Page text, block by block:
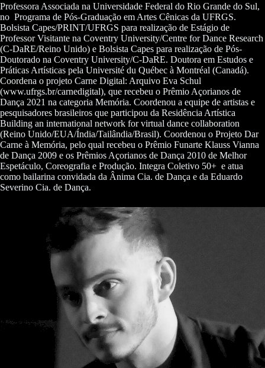
Professora Associada na Universidade Federal do Rio Grande do Sul,
no Programa de Pós-Graduação em Artes Cênicas da UFRGS.
Bolsista Capes/PRINT/UFRGS para realização de Estágio de
Professor Visitante na Coventry University/Centre for Dance Research
(C-DaRE/Reino Unido) e Bolsista Capes para realização de Pós-
Doutorado na Coventry University/C-DaRE. Doutora em Estudos e
Práticas Artísticas pela Université du Québec à Montréal (Canadá).
Coordena o projeto Carne Digital: Arquivo Eva Schul
(www.ufrgs.br/carnedigital), que recebeu o Prêmio Açorianos de
Dança 2021 na categoria Memória. Coordenou a equipe de artistas e
pesquisadores brasileiros que participou da Residência Artística
Building an international network for virtual dance collaboration
(Reino Unido/EUA/Índia/Tailândia/Brasil). Coordenou o Projeto Dar
Carne à Memória, pelo qual recebeu o Prêmio Funarte Klauss Vianna
de Dança 2009 e os Prêmios Açorianos de Dança 2010 de Melhor
Espetáculo, Coreografia e Produção. Integra Coletivo 50+ e atua
como bailarina convidada da Ânima Cia. de Dança e da Eduardo
Severino Cia. de Dança.